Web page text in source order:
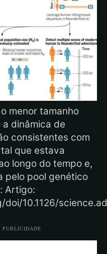
menor tamanho
dinâmica de
consistentes com
que estava
longo do tempo e,
pelo pool genético
Artigo:
10.1126/
PUBLICIDADE